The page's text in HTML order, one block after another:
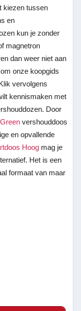
kiezen tussen
en
kun je zonder
magnetron
dan weer niet aan
onze koopgids
vervolgens
kennismaken met
Door
vershouddoos
en opvallende
Hoog mag je
Het is een
formaat van maar